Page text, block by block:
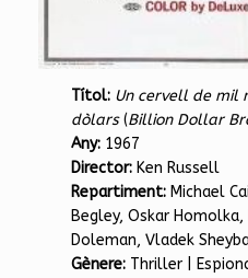
Títol: Un cervell de mil
dòlars(Billion Dollar
Any: 1967
Director: Ken Russell
Repartiment: Michael
Begley, Oskar
Doleman, Vladek
Gènere: Thriller |